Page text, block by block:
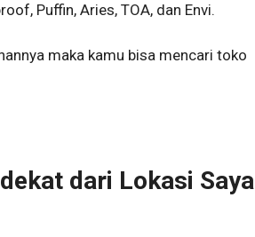
Puffin, Aries, TOA, dan Envi.
maka kamu bisa mencari toko
dari Lokasi Saya